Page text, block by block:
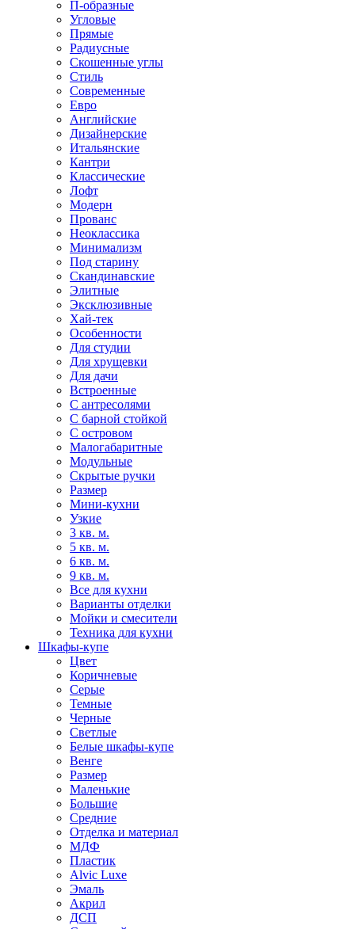
П-образные
Угловые
Прямые
Радиусные
Скошенные углы
Стиль
Современные
Евро
Английские
Дизайнерские
Итальянские
Кантри
Классические
Лофт
Модерн
Прованс
Неоклассика
Минимализм
Под старину
Скандинавские
Элитные
Эксклюзивные
Хай-тек
Особенности
Для студии
Для хрущевки
Для дачи
Встроенные
С антресолями
С барной стойкой
С островом
Малогабаритные
Модульные
Скрытые ручки
Размер
Мини-кухни
Узкие
3 кв. м.
5 кв. м.
6 кв. м.
9 кв. м.
Все для кухни
Варианты отделки
Мойки и смесители
Техника для кухни
Шкафы-купе
Цвет
Коричневые
Серые
Темные
Черные
Светлые
Белые шкафы-купе
Венге
Размер
Маленькие
Большие
Средние
Отделка и материал
МДФ
Пластик
Alvic Luxe
Эмаль
Акрил
ДСП